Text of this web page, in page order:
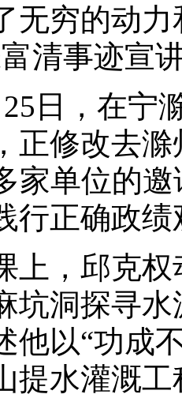
无穷的动
清事迹宣
，在宁滁
正修改去
家单位的
行正确政绩
，邱克权
坑洞探寻
他以“功成
提水灌溉